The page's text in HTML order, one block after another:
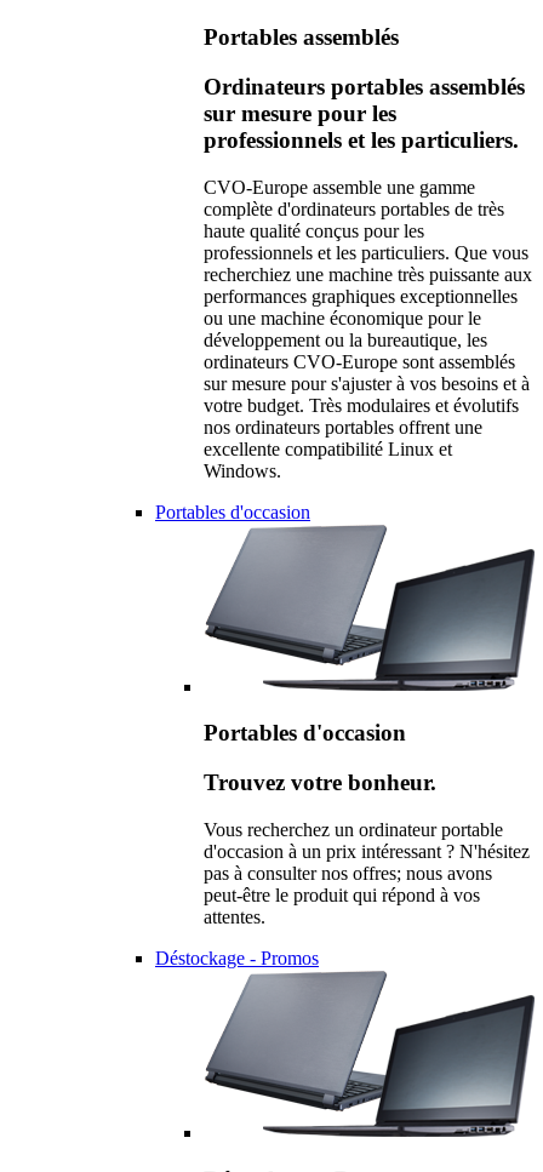
Portables assemblés
Ordinateurs portables assemblés
sur mesure pour les
professionnels et les particuliers.
CVO-Europe assemble une gamme
complète d'ordinateurs portables de très
haute qualité conçus pour les
professionnels et les particuliers. Que vous
recherchiez une machine très puissante aux
performances graphiques exceptionnelles
ou une machine économique pour le
développement ou la bureautique, les
ordinateurs CVO-Europe sont assemblés
sur mesure pour s'ajuster à vos besoins et à
votre budget. Très modulaires et évolutifs
nos ordinateurs portables offrent une
excellente compatibilité Linux et
Windows.
Portables d'occasion
Portables d'occasion
Trouvez votre bonheur.
Vous recherchez un ordinateur portable
d'occasion à un prix intéressant ? N'hésitez
pas à consulter nos offres; nous avons
peut-être le produit qui répond à vos
attentes.
Déstockage - Promos